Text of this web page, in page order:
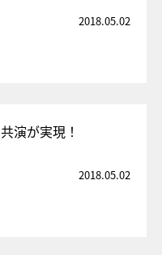
2018.05.02
演が実現！
2018.05.02